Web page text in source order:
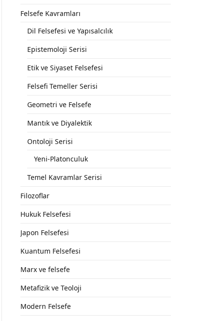
Felsefe Kavramları
Dil Felsefesi ve Yapısalcılık
Epistemoloji Serisi
Etik ve Siyaset Felsefesi
Felsefi Temeller Serisi
Geometri ve Felsefe
Mantık ve Diyalektik
Ontoloji Serisi
Yeni-Platonculuk
Temel Kavramlar Serisi
Filozoflar
Hukuk Felsefesi
Japon Felsefesi
Kuantum Felsefesi
Marx ve felsefe
Metafizik ve Teoloji
Modern Felsefe